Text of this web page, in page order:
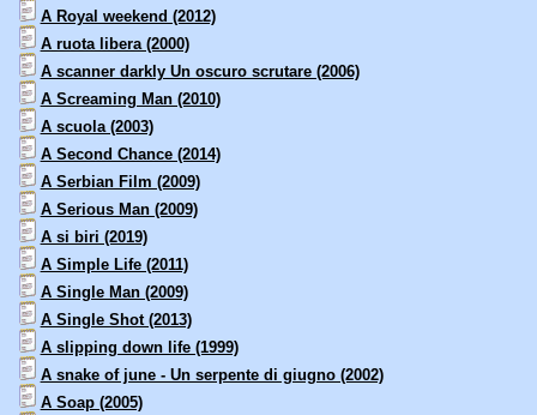
A Royal weekend (2012)
A ruota libera (2000)
A scanner darkly Un oscuro scrutare (2006)
A Screaming Man (2010)
A scuola (2003)
A Second Chance (2014)
A Serbian Film (2009)
A Serious Man (2009)
A si biri (2019)
A Simple Life (2011)
A Single Man (2009)
A Single Shot (2013)
A slipping down life (1999)
A snake of june - Un serpente di giugno (2002)
A Soap (2005)